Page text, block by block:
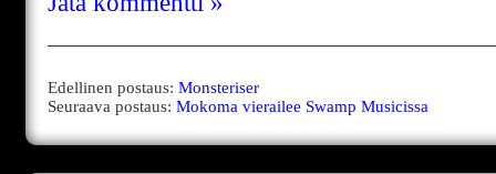
Edellinen postaus: Monsteriser
Seuraava postaus: Mokoma vierailee Swamp Musicissa